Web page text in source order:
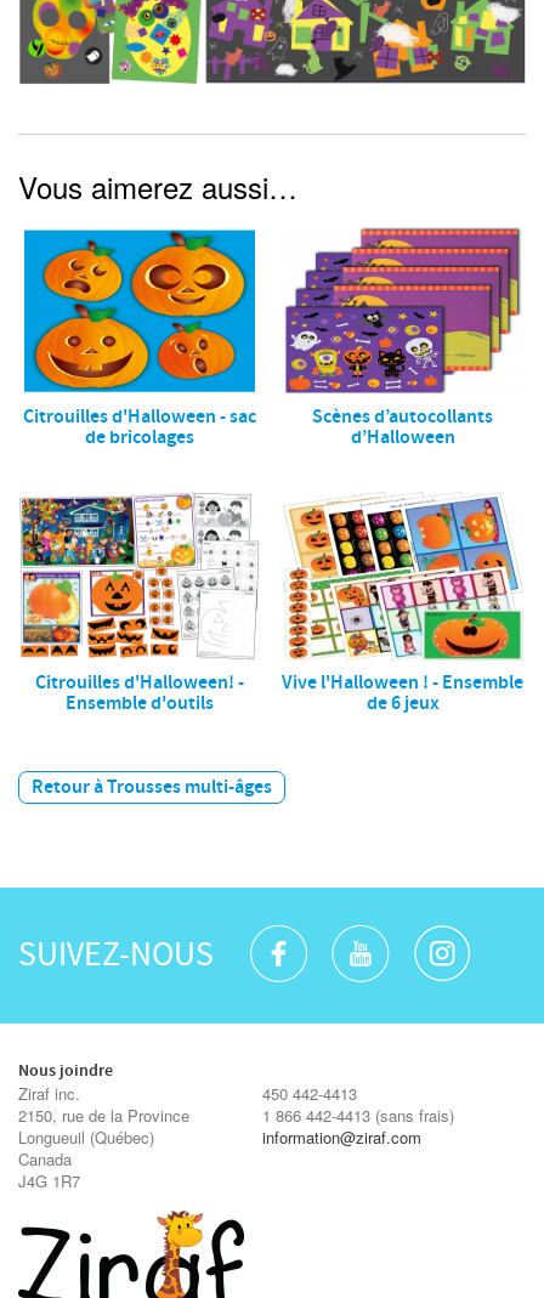
Vous aimerez aussi…
Citrouilles d'Halloween - sac
de bricolages
Scènes d’autocollants
d’Halloween
Citrouilles d'Halloween! -
Ensemble d'outils
Vive l'Halloween ! - Ensemble
de 6 jeux
Retour à Trousses multi-âges
SUIVEZ-NOUS
Nous joindre
Ziraf inc.
2150, rue de la Province
Longueuil (Québec)
Canada
J4G 1R7
450 442-4413
1 866 442-4413(sans frais)
information@ziraf.com